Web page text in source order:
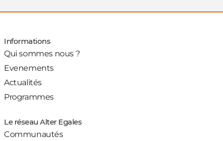
Informations
Qui sommes nous ?
Evenements
Actualités
Programmes
Le réseau Alter Egales
Communautés